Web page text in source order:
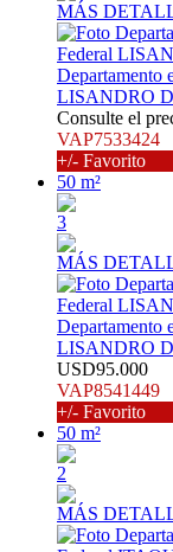
MÁS
Departamento
LISANDRO
Consulte el
VAP7533424
+/- Favorito
50 m²
3
MÁS
Departamento
LISANDRO
USD95.000
VAP8541449
+/- Favorito
50 m²
2
MÁS